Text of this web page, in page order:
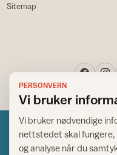
Sitemap
PERSONVERN
Vi bruker
Vi bruker nødvendige
nettstedet skal
og analyse når du